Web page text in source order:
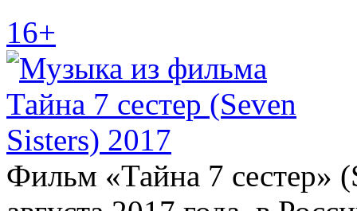
16+
Фильм «Тайна 7 сестер»